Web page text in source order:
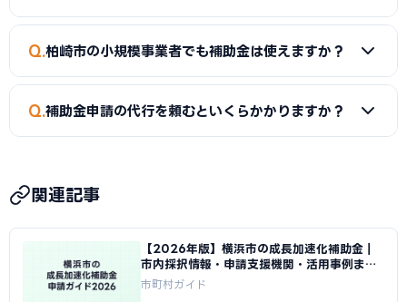
が対象です。事業再構築補助金の後継制度として、中小企業の
新たな挑戦を幅広く支援しています。
A
補助金によって異なります。市独自の補助金は予算がなく
ます。
Q 柏崎市の小規模事業者でも補助金は使えますか？
A
はい。小規模事業者持続化補助金（上限50〜250万円）
Q 補助金申請の代行を頼むといくらかかりますか？
す。当サイトでは柏崎市に対応した専門家を無料でご紹介して
います。
関連記事
【2026年版】横浜市の成長加速化補助金｜
市内採択情報・申請支援機関・活用事例まと
め｜成長加速化補助金ナビ
市町村ガイド